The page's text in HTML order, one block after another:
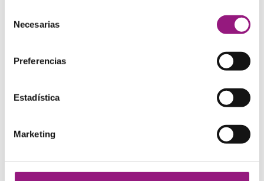
Necesarias
Preferencias
Estadística
Marketing
Varios
Cinturones y tirantes
Pantallas y mascarillas
Sombreros
Filtrar por precio